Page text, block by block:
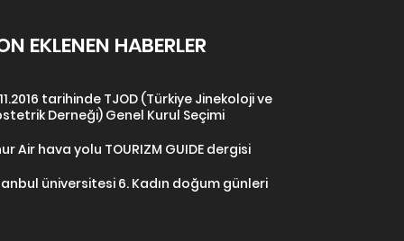
EKLENEN HABERLER
tarihinde TJOD (Türkiye Jinekoloji ve
Derneği) Genel Kurul Seçimi
Air hava yolu TOURIZM GUIDE dergisi
üniversitesi 6. Kadın doğum günleri